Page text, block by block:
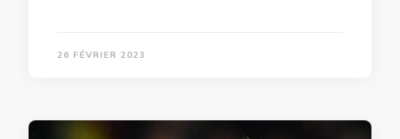
26 FÉVRIER 2023